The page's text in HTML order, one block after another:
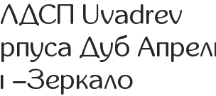
Uvadrev
Дуб